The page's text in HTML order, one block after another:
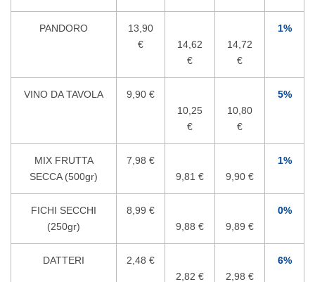
PANDORO
13,90
€
14,62
€
14,72
€
1%
VINO DA TAVOLA
9,90 €
10,25
€
10,80
€
5%
MIX FRUTTA
SECCA (500gr)
7,98 €
9,81 €
9,90 €
1%
FICHI SECCHI
(250gr)
8,99 €
9,88 €
9,89 €
0%
DATTERI
2,48 €
2,82 €
2,98 €
6%